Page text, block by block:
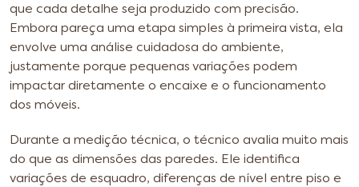
que cada detalhe seja produzido com precisão.
Embora pareça uma etapa simples à primeira vista, ela
envolve uma análise cuidadosa do ambiente,
justamente porque pequenas variações podem
impactar diretamente o encaixe e o funcionamento
dos móveis.
Durante a medição técnica, o técnico avalia muito mais
do que as dimensões das paredes. Ele identifica
variações de esquadro, diferenças de nível entre piso e